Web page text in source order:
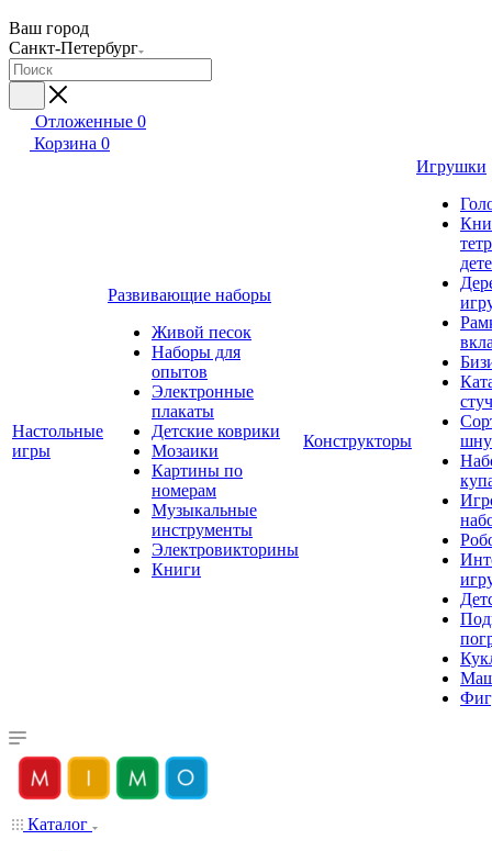
Ваш город
Санкт-Петербург
Отложенные 0
Корзина 0
Настольные
игры
Развивающие наборы
Живой песок
Наборы для
опытов
Электронные
плакаты
Детские коврики
Мозаики
Картины по
номерам
Музыкальные
инструменты
Электровикторины
Книги
Конструкторы
Игрушки
Каталог